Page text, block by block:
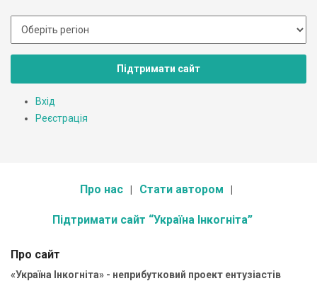
Підтримати сайт
Вхід
Реєстрація
Про нас Стати автором
Підтримати сайт “Україна Інкогніта”
Про сайт
«Україна Інкогніта» - неприбутковий проект ентузіастів